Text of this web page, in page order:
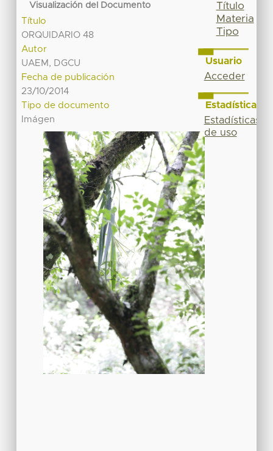
Visualización del Documento
Título
ORQUIDARIO 48
Autor
UAEM, DGCU
Fecha de publicación
23/10/2014
Tipo de documento
Imágen
Título
Materia
Tipo
Usuario
Acceder
Estadísticas
Estadísticas
de uso